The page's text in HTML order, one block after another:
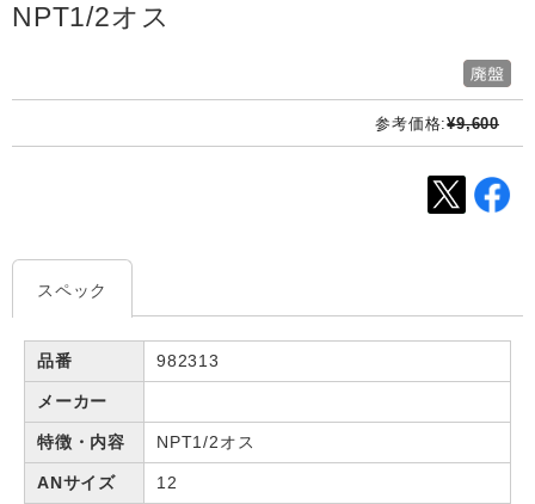
NPT1/2オス
参考価格:¥9,600
スペック
品番 982313
メーカー
特徴・内容 NPT1/2オス
ANサイズ 12